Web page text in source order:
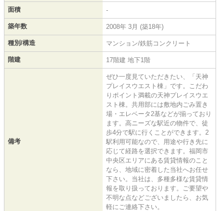
面積 -
築年数 2008年 3月 (築18年)
種別/構造 マンション/鉄筋コンクリート
階建 17階建 地下1階
備考
ぜひ一度見ていただきたい、「天神
プレイスウエスト棟」です。こだわ
りポイント満載の天神プレイスウエ
スト棟。共用部には敷地内ごみ置き
場・エレベータ2基などが揃っており
ます。高ニーズな駅近の物件で、徒
歩4分で駅に行くことができます。2
駅利用可能なので、用途や行き先に
応じて経路を選択できます。福岡市
中央区エリアにある賃貸情報のこと
なら、地域に密着した当社へお任せ
下さい。当社は、多種多様な賃貸情
報を取り扱っております。ご要望や
不明な点などございましたら、お気
軽にご連絡下さい。